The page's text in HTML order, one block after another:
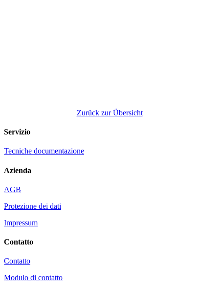
Zurück zur Übersicht
Servizio
Tecniche documentazione
Azienda
AGB
Protezione dei dati
Impressum
Contatto
Contatto
Modulo di contatto